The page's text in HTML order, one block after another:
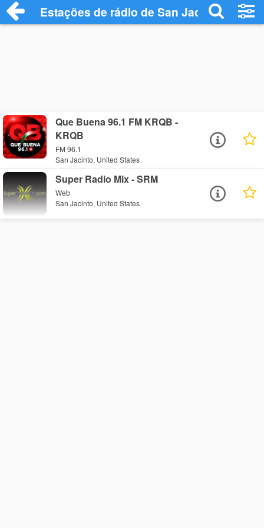
Estações de rádio de San Jacinto - Ouça
Que Buena 96.1 FM KRQB -
KRQB
FM 96.1
San Jacinto, United States
Super Radio Mix - SRM
Web
San Jacinto, United States